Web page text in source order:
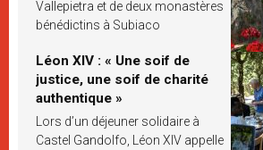
Vallepietra et de deux monastères
bénédictins à Subiaco
Léon XIV : « Une soif de
justice, une soif de charité
authentique »
Lors d’un déjeuner solidaire à
Castel Gandolfo, Léon XIV appelle